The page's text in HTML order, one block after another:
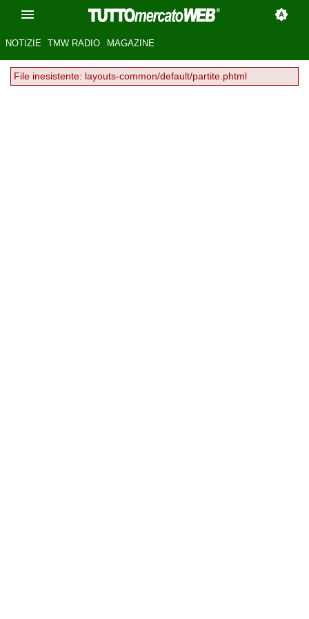
NOTIZIE TMW RADIO MAGAZINE
File inesistente: layouts-common/default/partite.phtml